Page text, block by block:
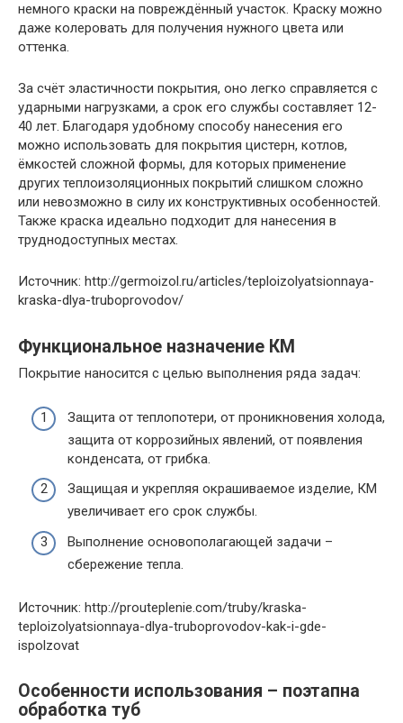
немного краски на повреждённый участок. Краску можно
даже колеровать для получения нужного цвета или
оттенка.
За счёт эластичности покрытия, оно легко справляется с
ударными нагрузками, а срок его службы составляет 12-
40 лет. Благодаря удобному способу нанесения его
можно использовать для покрытия цистерн, котлов,
ёмкостей сложной формы, для которых применение
других теплоизоляционных покрытий слишком сложно
или невозможно в силу их конструктивных особенностей.
Также краска идеально подходит для нанесения в
труднодоступных местах.
Источник: http://germoizol.ru/articles/teploizolyatsionnaya-
kraska-dlya-truboprovodov/
Функциональное назначение КМ
Покрытие наносится с целью выполнения ряда задач:
Защита от теплопотери, от проникновения холода,
защита от коррозийных явлений, от появления
конденсата, от грибка.
Защищая и укрепляя окрашиваемое изделие, КМ
увеличивает его срок службы.
Выполнение основополагающей задачи –
сбережение тепла.
Источник: http://prouteplenie.com/truby/kraska-
teploizolyatsionnaya-dlya-truboprovodov-kak-i-gde-
ispolzovat
Особенности использования – поэтапна
обработка туб